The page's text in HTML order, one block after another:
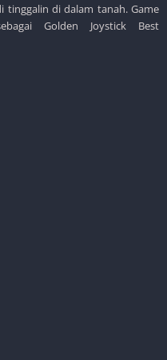
tinggalin di dalam tanah. Game
Golden Joystick Best